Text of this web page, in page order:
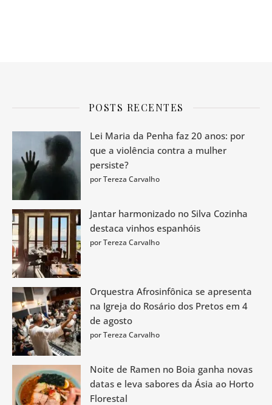
POSTS RECENTES
Lei Maria da Penha faz 20 anos: por
que a violência contra a mulher
persiste?
por Tereza Carvalho
Jantar harmonizado no Silva Cozinha
destaca vinhos espanhóis
por Tereza Carvalho
Orquestra Afrosinfônica se apresenta
na Igreja do Rosário dos Pretos em 4
de agosto
por Tereza Carvalho
Noite de Ramen no Boia ganha novas
datas e leva sabores da Ásia ao Horto
Florestal